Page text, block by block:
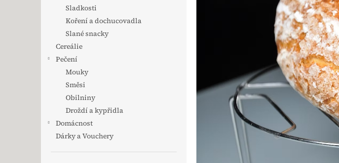
Sladkosti
Koření a dochucovadla
Slané snacky
Cereálie
Pečení
Mouky
Směsi
Obilniny
Droždí a kypřidla
Domácnost
Dárky a Vouchery